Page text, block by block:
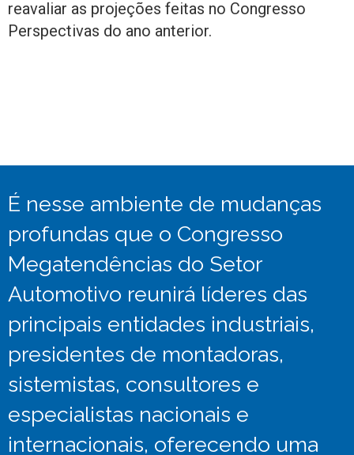
reavaliar as projeções feitas no Congresso
Perspectivas do ano anterior.
É nesse ambiente de mudanças
profundas que o Congresso
Megatendências do Setor
Automotivo reunirá líderes das
principais entidades industriais,
presidentes de montadoras,
sistemistas, consultores e
especialistas nacionais e
internacionais, oferecendo uma